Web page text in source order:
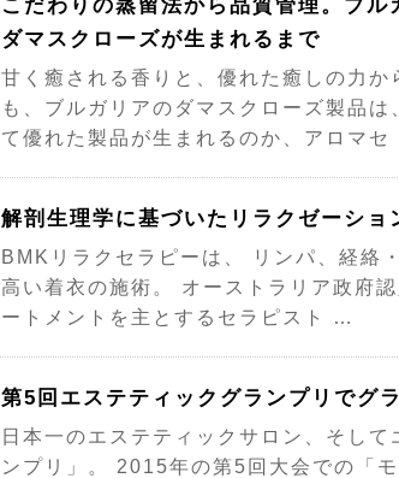
こだわりの蒸留法から品質管理。ブ
ダマスクローズが生まれるまで
甘く癒される香りと、優れた癒しの力
も、ブルガリアのダマスクローズ製品
て優れた製品が生まれるのか、アロマ
解剖生理学に基づいたリラクゼーシ
BMKリラクセラピーは、 リンパ、経絡
高い着衣の施術。 オーストラリア政府
ートメントを主とするセラピスト …
第5回エステティックグランプリでグ
日本一のエステティックサロン、そし
ンプリ」。 2015年の第5回大会での「